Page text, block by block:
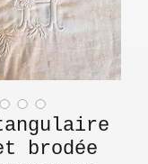
brodée